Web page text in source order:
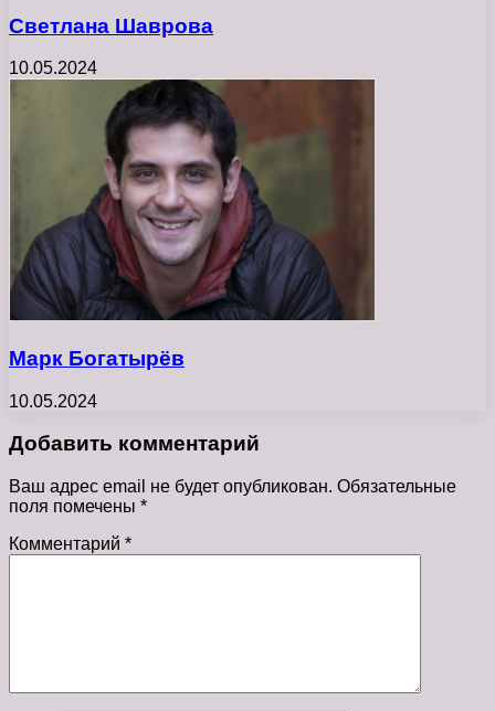
Светлана Шаврова
10.05.2024
Марк Богатырёв
10.05.2024
Добавить комментарий
Ваш адрес email не будет опубликован. Обязательные
поля помечены *
Комментарий *